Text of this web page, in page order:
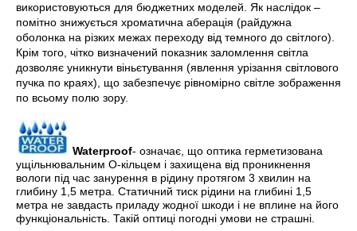
використовуються для бюджетних моделей. Як наслідок –
помітно знижується хроматична аберація (райдужна
оболонка на різких межах переходу від темного до світлого).
Крім того, чітко визначений показник заломлення світла
дозволяє уникнути віньєтування (явлення урізання світлового
пучка по краях), що забезпечує рівномірно світле зображення
по всьому полю зору.
Waterproof- означає, що оптика герметизована
ущільнювальним О-кільцем і захищена від проникнення
вологи під час занурення в рідину протягом 3 хвилин на
глибину 1,5 метра. Статичний тиск рідини на глибині 1,5
метра не завдасть приладу жодної шкоди і не вплине на його
функціональність. Такій оптиці погодні умови не страшні.